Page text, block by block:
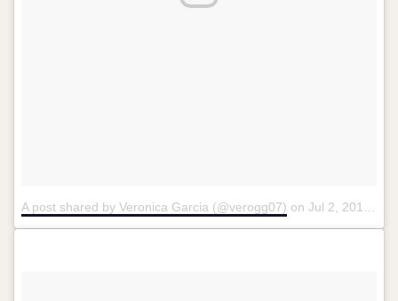
A post shared by Veronica Garcia (@verogg07) on Jul 2, 2017 at 9:53am PDT